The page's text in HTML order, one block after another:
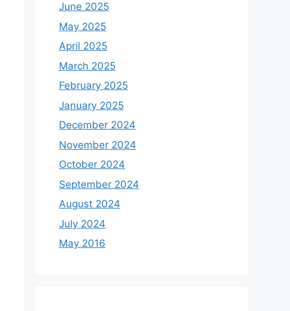
June 2025
May 2025
April 2025
March 2025
February 2025
January 2025
December 2024
November 2024
October 2024
September 2024
August 2024
July 2024
May 2016